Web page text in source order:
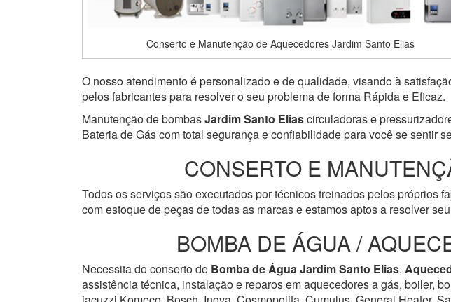
Conserto e Manutenção de Aquecedores Jardim Santo Elias
O nosso atendimento é personalizado e de qualidade, visando à
pelos fabricantes para resolver o seu problema de forma Rápida e Eficaz.
Manutenção de bombasJardim Santo Eliascirculadoras e
Bateria de Gás com total segurança e confiabilidade para você se sentir
CONSERTO E
Todos os serviços são executados por técnicos treinados pelos próprios
com estoque de peças de todas as marcas e estamos aptos a resolver
BOMBA DE ÁGUA /
Necessita do conserto de Bomba de ÁguaJardim Santo Elias,
assistência técnica, instalação e reparos em aquecedores a gás, boiler,